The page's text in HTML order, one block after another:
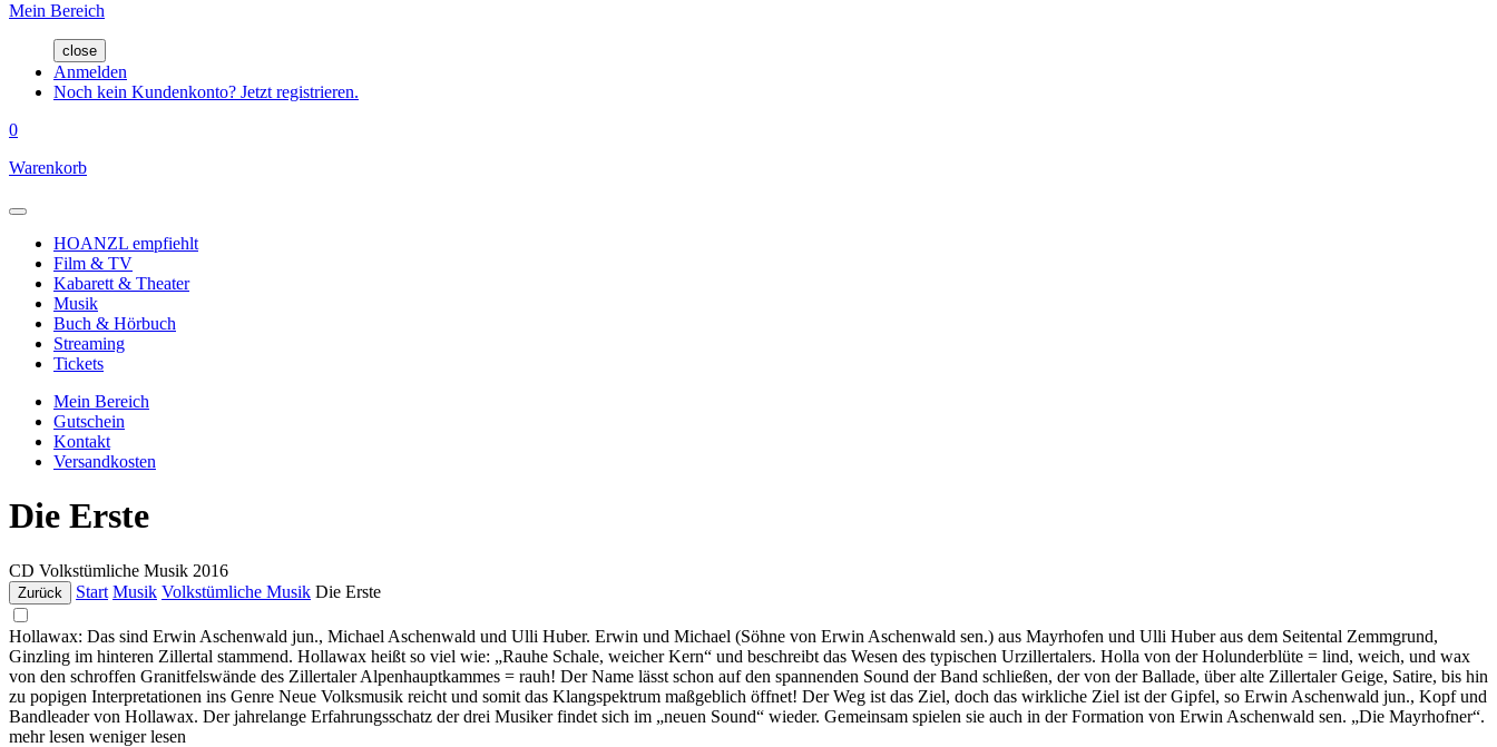
Mein Bereich
close
Anmelden
Noch kein Kundenkonto? Jetzt registrieren.
0
Warenkorb
HOANZL empfiehlt
Film & TV
Kabarett & Theater
Musik
Buch & Hörbuch
Streaming
Tickets
Mein Bereich
Gutschein
Kontakt
Versandkosten
Die Erste
CD Volkstümliche Musik 2016
Zurück Start Musik Volkstümliche Musik Die Erste
Hollawax: Das sind Erwin Aschenwald jun., Michael Aschenwald und Ulli Huber. Erwin und Michael (Söhne von Erwin Aschenwald sen.) aus Mayrhofen und Ulli Huber aus dem Seitental Zemmgrund,
Ginzling im hinteren Zillertal stammend. Hollawax heißt so viel wie: „Rauhe Schale, weicher Kern“ und beschreibt das Wesen des typischen Urzillertalers. Holla von der Holunderblüte = lind, weich, und wax
von den schroffen Granitfelswände des Zillertaler Alpenhauptkammes = rauh! Der Name lässt schon auf den spannenden Sound der Band schließen, der von der Ballade, über alte Zillertaler Geige, Satire, bis hin
zu popigen Interpretationen ins Genre Neue Volksmusik reicht und somit das Klangspektrum maßgeblich öffnet! Der Weg ist das Ziel, doch das wirkliche Ziel ist der Gipfel, so Erwin Aschenwald jun., Kopf und
Bandleader von Hollawax. Der jahrelange Erfahrungsschatz der drei Musiker findet sich im „neuen Sound“ wieder. Gemeinsam spielen sie auch in der Formation von Erwin Aschenwald sen. „Die Mayrhofner“.
mehr lesen weniger lesen